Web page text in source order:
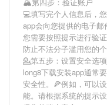
💻填写完个人信息后，
app会向您提供的电子邮
您需要按照提示进行验
防止不法分子滥用您的个
💁第五步：设置安全选项
long8下载安装app通常
安全性。🍕例如，可以
能。请根据系统的提示